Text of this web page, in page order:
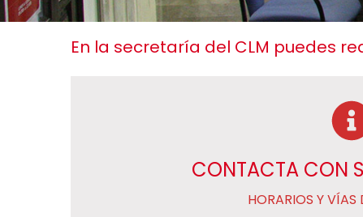
En la secretaría del CLM puedes
CONTACTA CON
HORARIOS Y